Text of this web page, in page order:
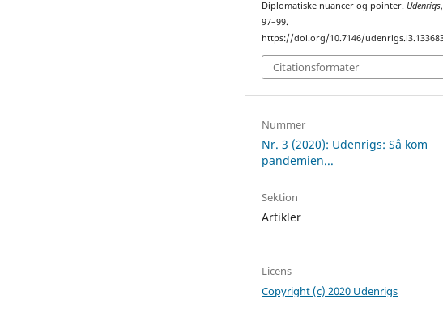
Diplomatiske nuancer og pointer. Udenrigs
97–99.
https://doi.org/10.7146/
Citationsformater
Nummer
Nr. 3 (2020): Udenrigs: Så kom
pandemien...
Sektion
Artikler
Licens
Copyright (c) 2020 Udenrigs